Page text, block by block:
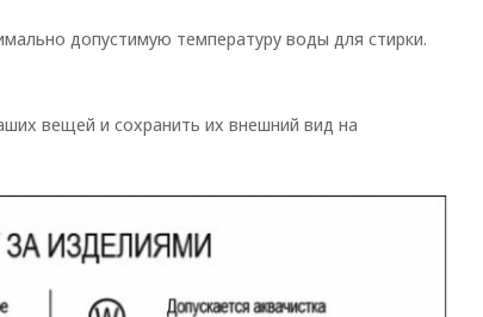
допустимую температуру воды для стирки.
вещей и сохранить их внешний вид на